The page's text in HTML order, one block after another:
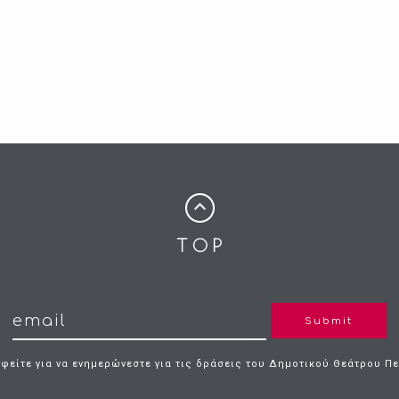
Submit
για να ενημερώνεστε για τις δράσεις του Δημοτικού Θεάτρου